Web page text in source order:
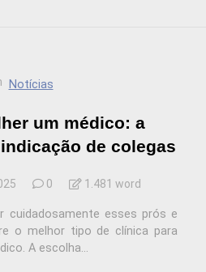
Notícias
um médico: a
de colegas
0 1.481 word
cuidadosamente esses prós e
o melhor tipo de clínica para
A escolha...